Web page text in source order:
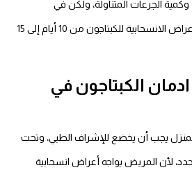
الجرعات المتناولة، ولكن في
المتوسط تستغرق مدة الأعراض الانسحابية للكبتاجون من 10 أيام إلى 15
الكبتاجون في
يجب أن يخضع للإشراف الطبي، وتحت
لأن المريض يواجه أعراض انسحابية